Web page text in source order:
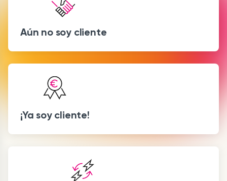
Aún no soy cliente
¡Ya soy cliente!